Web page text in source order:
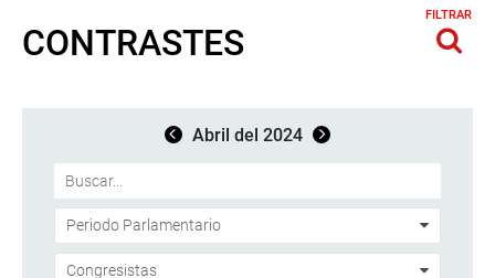
CONTRASTES
FILTRAR
Abril del 2024